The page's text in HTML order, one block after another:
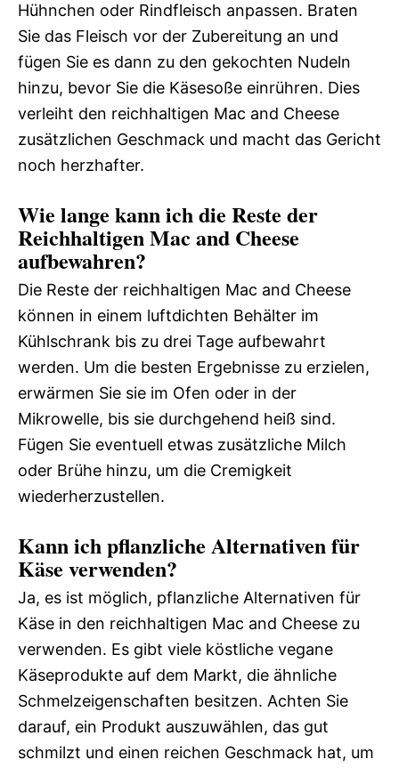
Hühnchen oder Rindfleisch anpassen. Braten
Sie das Fleisch vor der Zubereitung an und
fügen Sie es dann zu den gekochten Nudeln
hinzu, bevor Sie die Käsesoße einrühren. Dies
verleiht den reichhaltigen Mac and Cheese
zusätzlichen Geschmack und macht das Gericht
noch herzhafter.
Wie lange kann ich die Reste der
Reichhaltigen Mac and Cheese
aufbewahren?
Die Reste der reichhaltigen Mac and Cheese
können in einem luftdichten Behälter im
Kühlschrank bis zu drei Tage aufbewahrt
werden. Um die besten Ergebnisse zu erzielen,
erwärmen Sie sie im Ofen oder in der
Mikrowelle, bis sie durchgehend heiß sind.
Fügen Sie eventuell etwas zusätzliche Milch
oder Brühe hinzu, um die Cremigkeit
wiederherzustellen.
Kann ich pflanzliche Alternativen für
Käse verwenden?
Ja, es ist möglich, pflanzliche Alternativen für
Käse in den reichhaltigen Mac and Cheese zu
verwenden. Es gibt viele köstliche vegane
Käseprodukte auf dem Markt, die ähnliche
Schmelzeigenschaften besitzen. Achten Sie
darauf, ein Produkt auszuwählen, das gut
schmilzt und einen reichen Geschmack hat, um